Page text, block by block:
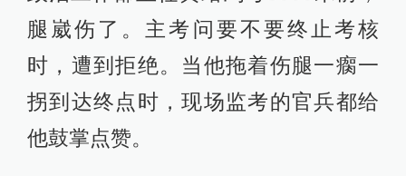
腿崴伤了。主考问要不要终止考核
时，遭到拒绝。当他拖着伤腿一瘸一
拐到达终点时，现场监考的官兵都给
他鼓掌点赞。